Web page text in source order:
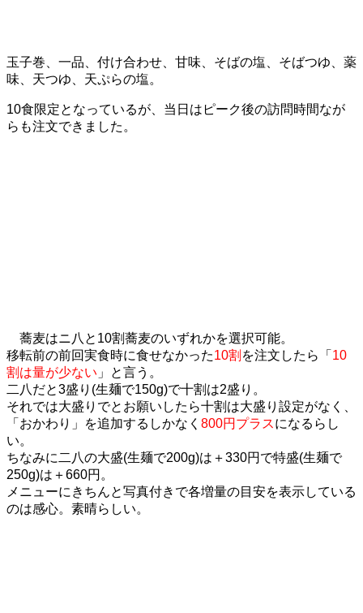
玉子巻、一品、付け合わせ、甘味、そばの塩、そばつゆ、薬
味、天つゆ、天ぷらの塩。
10食限定となっているが、当日はピーク後の訪問時間なが
らも注文できました。
蕎麦はニ八と10割蕎麦のいずれかを選択可能。
移転前の前回実食時に食せなかった10割 を注文 したら「 10
割は量が少ない 」と言う。
二八だと3盛り(生麺で150g)で十割は2盛り。
それでは大盛りでとお願いしたら十割は大盛り設定がなく、
「おかわり」を追加するしかなく 800円プラスになるらし
い。
ちなみに二八の大盛(生麺で200g)は＋330円で特盛(生麺で
250g)は＋660円。
メニューにきちんと写真付きで各増量の目安を表示している
のは感心。素晴らしい。